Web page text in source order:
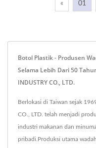
« 01
Botol Plastik - Produsen
Selama Lebih Dari 50
INDUSTRY CO., LTD.
Berlokasi di Taiwan sejak
CO., LTD. telah menjadi
industri makanan dan
pribadi.Produksi utama